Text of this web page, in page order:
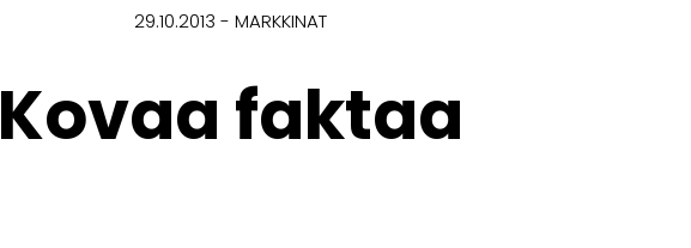
29.10.2013 MARKKINAT
Kovaa faktaa